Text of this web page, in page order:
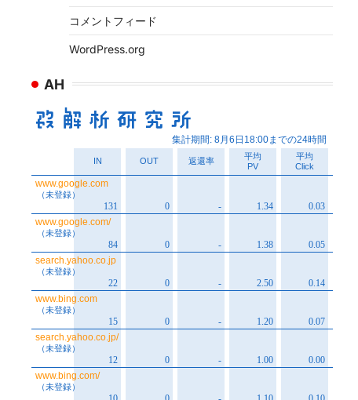
コメントフィード
WordPress.org
AH